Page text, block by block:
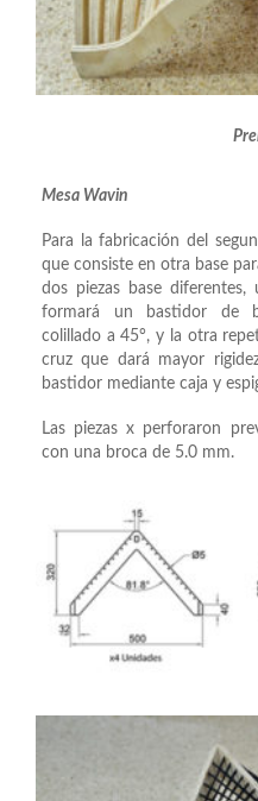
Mesa Wavin
Para la fabricación del
que consiste en otra base
dos piezas base
formará un bastidor de
colillado a 45°, y la otra
cruz que dará mayor
bastidor mediante caja y
Las piezas x perforaron
con una broca de 5.0 mm.